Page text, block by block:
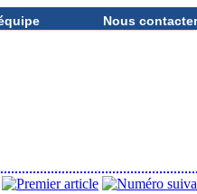
Nous contacter